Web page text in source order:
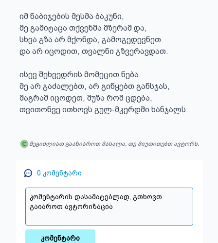
იმ ნაბიჯების მესმა ბაკუნი,
მე გამიტაცა თქვენმა მზერამ და,
სხვა გზა არ მქონდა, გამოგედევნეთ
და არ იცოდით, თვალნი გზვერავდათ.
ისევ შეხვედრის მომეცით ნება.
მე არ გაძალებთ, არ გიწყებთ განსჯას,
მაგრამ იცოდეთ, მუზა რომ ცდება,
თვითონვე ითხოვს გულ-მკერდში ხანჯალს.
შეგიძლიათ გააზიაროთ მასალა, თუ მიუთითებთ ავტორს.
0 კომენტარი
კომენტარი